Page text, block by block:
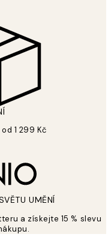
1 299 Kč
UMĚNÍ
a získejte 15 % slevu